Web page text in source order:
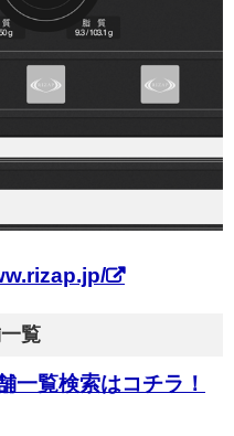
覧
一覧検索はコチラ！